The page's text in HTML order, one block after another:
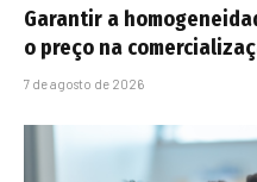
Garantir a
o preço na
7 de agosto de 2026